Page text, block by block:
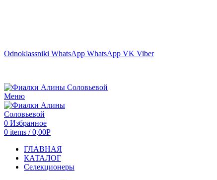
Odnoklassniki WhatsApp WhatsApp VK Viber
Меню
0 Избранное
0 items / 0,00Р
ГЛАВНАЯ
КАТАЛОГ
Селекционеры